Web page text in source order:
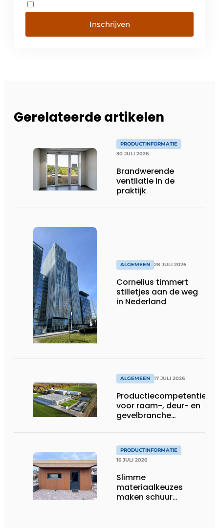
Inschrijven
Gerelateerde artikelen
PRODUCTINFORMATIE
30 JULI 2026
Brandwerende
ventilatie in de
praktijk
ALGEMEEN 28 JULI 2026
Cornelius timmert
stilletjes aan de weg
in Nederland
ALGEMEEN 17 JULI 2026
Productiecompetentie
voor raam-, deur- en
gevelbranche
PRODUCTINFORMATIE
16 JULI 2026
Slimme
materiaalkeuzes
maken schuur